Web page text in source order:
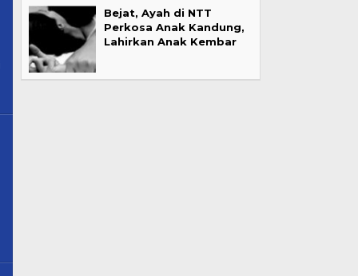
Bejat, Ayah di NTT
Perkosa Anak Kandung,
Lahirkan Anak Kembar